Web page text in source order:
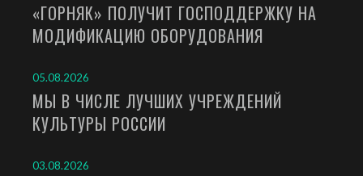
«ГОРНЯК» ПОЛУЧИТ ГОСПОДДЕРЖКУ НА
МОДИФИКАЦИЮ ОБОРУДОВАНИЯ
05.08.2026
МЫ В ЧИСЛЕ ЛУЧШИХ УЧРЕЖДЕНИЙ
КУЛЬТУРЫ РОССИИ
03.08.2026